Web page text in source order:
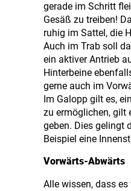
gerade im Schritt
Gesäß zu treiben!
ruhig im Sattel, die
Auch im Trab soll
ein aktiver Antrieb
Hinterbeine
gerne auch im
Im Galopp gilt es,
zu ermöglichen, gilt
geben. Dies gelingt
Beispiel eine
Vorwärts-Abwärts
Alle wissen, dass